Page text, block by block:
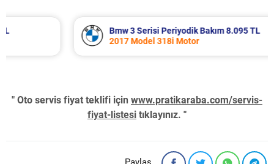
Bmw 3 Serisi Periyodik Bakım 8.095 TL
2017 Model 318i Motor
" Oto servis fiyat teklifi için www.pratikaraba.com/servis-
fiyat-listesi tıklayınız. "